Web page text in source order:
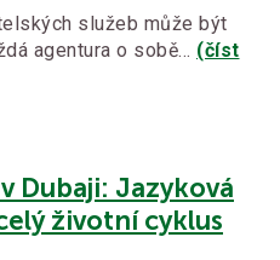
služeb může být
agentura o sobě… (číst
Dubaji: Jazyková
životní cyklus